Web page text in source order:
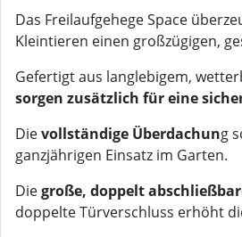
Das Freilaufgehege Space
Kleintieren einen großzügigen,
Gefertigt aus langlebigem,
sorgen zusätzlich für eine
Dievollständige Überdachung
ganzjährigen Einsatz im Garten.
Diegroße, doppelt
doppelte Türverschluss erhöht